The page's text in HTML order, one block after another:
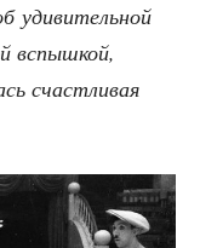
уди­ви­тель­ной
вспыш­кой,
счаст­ли­вая